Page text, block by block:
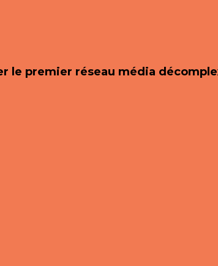
le premier réseau média